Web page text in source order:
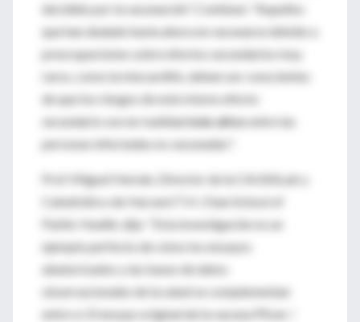
decidido por la vacunación”. Continuó: "Aquellos
que han dudado hasta ahora en vacunarse debido a
preocupaciones sobre efectos secundarios muy
raros, como la miocarditis, deben ser conscientes
de que los riesgos de este mismo efecto
secundario son en realidadmás altosentre las
personas infectadas no vacunadas".
Prof. Miguel Hernán, Director de la CAUSALab y
Catedrático de Harvard T.H. Chan School of
Public Health, dijo: “Esta investigación es un
ejemplo perfecto de cómo los ensayos
aleatorizados y las bases de datos
observacionales de la salud se complementan
entre sí. El ensayo original de la vacuna Pfizer /